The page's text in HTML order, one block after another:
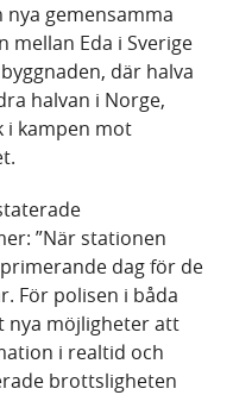
gemensamma
mellan Eda i Sverige
där halva
halvan i Norge,
i kampen mot
”När stationen
dag för de
För polisen i båda
nya möjligheter att
i realtid och
brottsligheten